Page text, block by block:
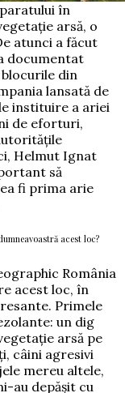
în
arsă, o
atunci a făcut
documentat
din
lansată de
instituire a ariei
de eforturi,
Helmut Ignat
să
fi prima arie
acest loc?
România
acest loc, în
Primele
un dig
arsă pe
câini agresivi
mereu altele,
au depăşit cu